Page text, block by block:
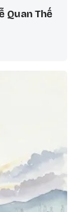
Quan Thế